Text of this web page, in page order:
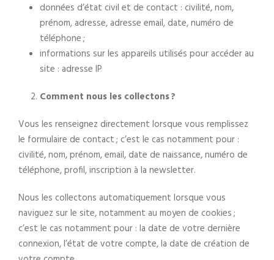
données d’état civil et de contact : civilité, nom,
prénom, adresse, adresse email, date, numéro de
téléphone ;
informations sur les appareils utilisés pour accéder au
site : adresse IP
Comment nous les collectons ?
Vous les renseignez directement lorsque vous remplissez
le formulaire de contact ; c’est le cas notamment pour :
civilité, nom, prénom, email, date de naissance, numéro de
téléphone, profil, inscription à la newsletter.
Nous les collectons automatiquement lorsque vous
naviguez sur le site, notamment au moyen de cookies ;
c’est le cas notamment pour : la date de votre dernière
connexion, l’état de votre compte, la date de création de